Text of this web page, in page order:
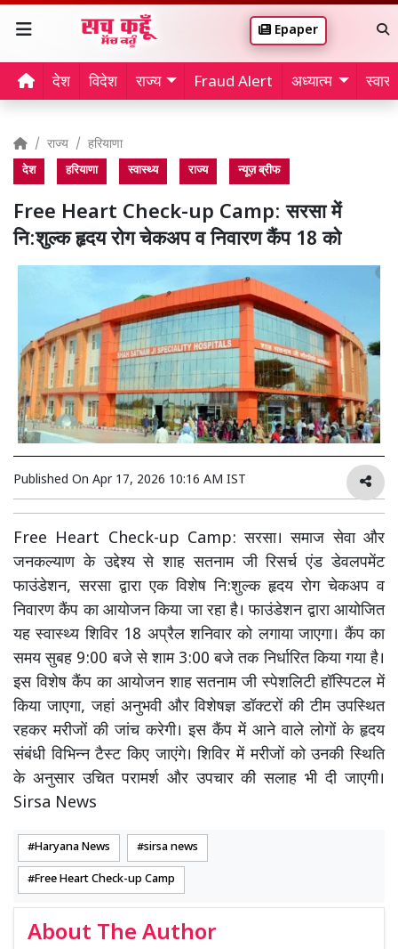
Epaper
देश विदेश राज्य Fraud Alert अध्यात्म
राज्य हरियाणा
देश हरियाणा स्वास्थ्य राज्य न्यूज़ ब्रीफ
Free Heart Check-up Camp: सरसा में
नि:शुल्क हृदय रोग चेकअप व निवारण कैंप 18 को
Published On Apr 17, 2026 10:16 AM IST
Free Heart Check-up Camp: सरसा। समाज सेवा और
जनकल्याण के उद्देश्य से शाह सतनाम जी रिसर्च एंड डेवलपमेंट
फाउंडेशन, सरसा द्वारा एक विशेष नि:शुल्क हृदय रोग चेकअप व
निवारण कैंप का आयोजन किया जा रहा है। फाउंडेशन द्वारा आयोजित
यह स्वास्थ्य शिविर 18 अप्रैल शनिवार को लगाया जाएगा। कैंप का
समय सुबह 9:00 बजे से शाम 3:00 बजे तक निर्धारित किया गया है।
इस विशेष कैंप का आयोजन शाह सतनाम जी स्पेशलिटी हॉस्पिटल में
किया जाएगा, जहां अनुभवी और विशेषज्ञ डॉक्टरों की टीम उपस्थित
रहकर मरीजों की जांच करेगी। इस कैंप में आने वाले लोगों के हृदय
संबंधी विभिन्न टैस्ट किए जाएंगे। शिविर में मरीजों को उनकी स्थिति
के अनुसार उचित परामर्श और उपचार की सलाह भी दी जाएगी।
Sirsa News
Haryana News sirsa news
Free Heart Check-up Camp
About The Author